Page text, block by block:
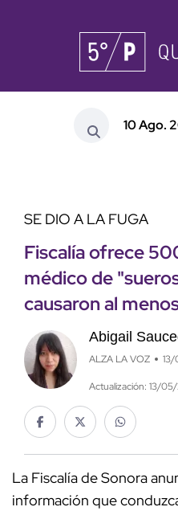
10 Ago.
SE DIO A LA FUGA
Fiscalía ofrece
médico de
causaron al
Abigail
ALZA LA VOZ
Actualización: 13/
La Fiscalía de Sonora
información que